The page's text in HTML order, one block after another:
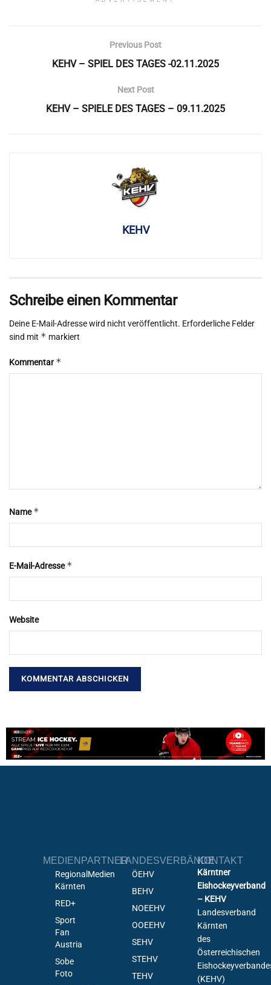
Previous Post
KEHV – SPIEL DES TAGES -02.11.2025
Next Post
KEHV – SPIELE DES TAGES – 09.11.2025
KEHV
Schreibe einen Kommentar
Deine E-Mail-Adresse wird nicht veröffentlicht. Erforderliche Felder
sind mit * markiert
Kommentar *
Name*
E-Mail-Adresse*
Website
MEDIENPARTNER
RegionalMedien
Kärnten
RED+
Sport
Fan
Austria
Sobe
Foto
LANDESVERBÄNDE
ÖEHV
BEHV
NOEEHV
OOEEHV
SEHV
STEHV
TEHV
KONTAKT
Kärntner
Eishockeyverband
– KEHV
Landesverband
Kärnten
des
Österreichischen
(KEHV)